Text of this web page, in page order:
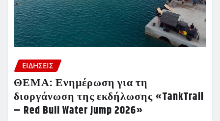
ΕΙΔΗΣΕΙΣ
ΘΕΜΑ: Ενημέρωση για τη
διοργάνωση της εκδήλωσης «TankTrail
– Red Bull Water Jump 2026»